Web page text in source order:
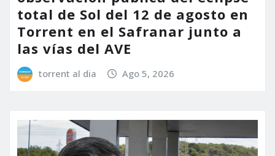
total de Sol del 12 de agosto en
Torrent en el Safranar junto a
las vías del AVE
torrent al dia Ago 5, 2026